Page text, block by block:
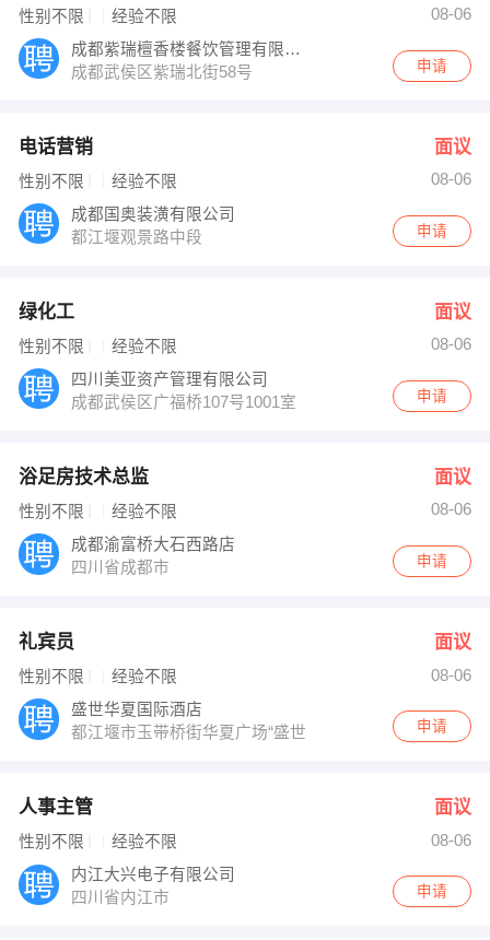
性别不限 经验不限
08-06
成都紫瑞檀香楼餐饮管理有限公司
成都武侯区紫瑞北街58号
申请
电话营销 面议
性别不限 经验不限
08-06
成都国奥装潢有限公司
都江堰观景路中段
申请
绿化工 面议
性别不限 经验不限
08-06
四川美亚资产管理有限公司
成都武侯区广福桥107号1001室
申请
浴足房技术总监 面议
性别不限 经验不限
08-06
成都渝富桥大石西路店
四川省成都市
申请
礼宾员 面议
性别不限 经验不限
08-06
盛世华夏国际酒店
都江堰市玉带桥街华夏广场“盛世华夏国际酒店”
申请
人事主管 面议
性别不限 经验不限
08-06
内江大兴电子有限公司
四川省内江市
申请